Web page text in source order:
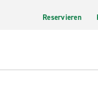
Reservieren